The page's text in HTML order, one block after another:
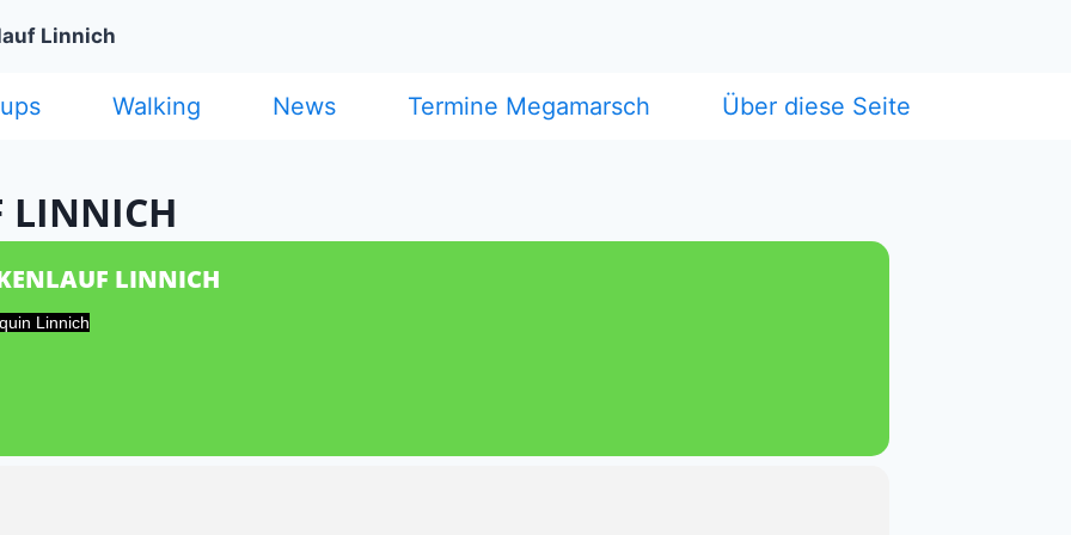
Linnich
Walking News Termine Megamarsch Über diese Seite
LINNICH
LINNICH
Linnich